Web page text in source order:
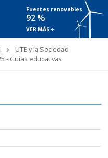
Fuentes renovables
92 %
VER MÁS +
UTE y la Sociedad
- Guías educativas